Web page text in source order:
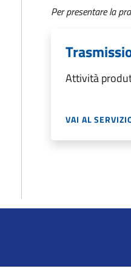
Per presentare la
Attività
VAI AL